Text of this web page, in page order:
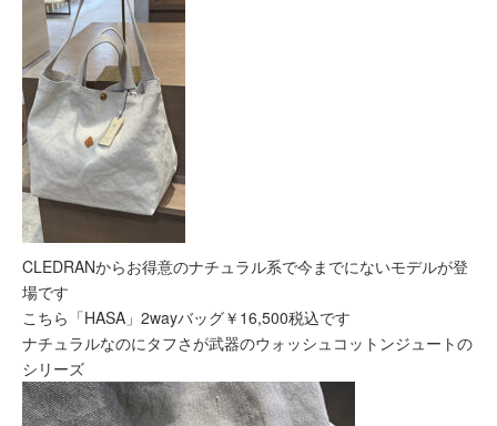
CLEDRANからお得意のナチュラル系で今までにないモデルが登
場です
こちら「HASA」2wayバッグ￥16,500税込です
ナチュラルなのにタフさが武器のウォッシュコットンジュートの
シリーズ